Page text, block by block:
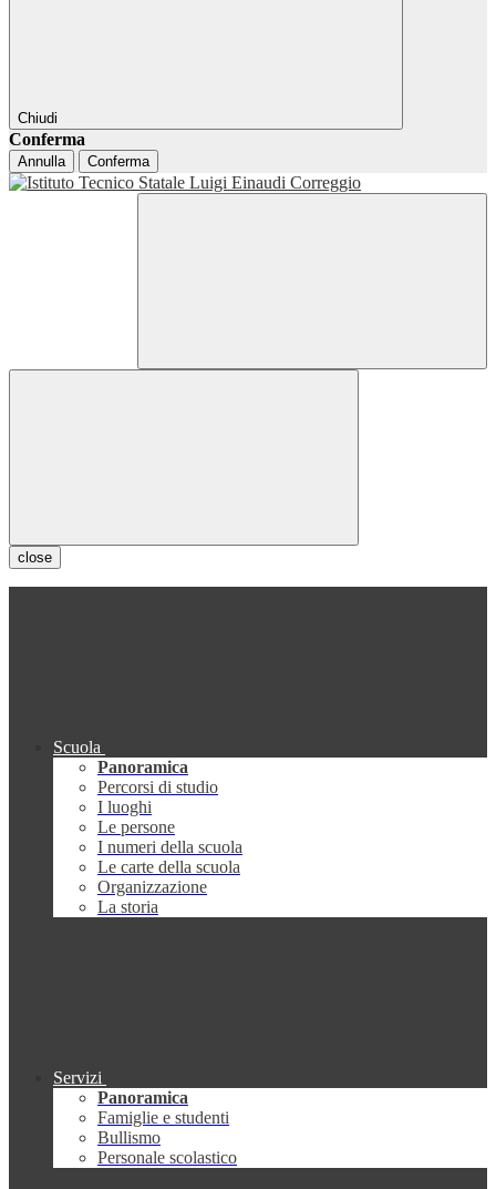
Chiudi
Conferma
Annulla Conferma
close
Scuola
Panoramica
Percorsi di studio
I luoghi
Le persone
I numeri della scuola
Le carte della scuola
Organizzazione
La storia
Servizi
Panoramica
Famiglie e studenti
Bullismo
Personale scolastico